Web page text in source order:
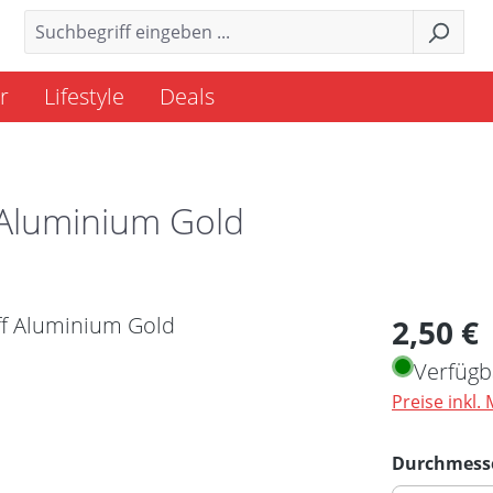
Lifestyle Deals
Gold
Regulärer
2,50 €
Preise inkl.